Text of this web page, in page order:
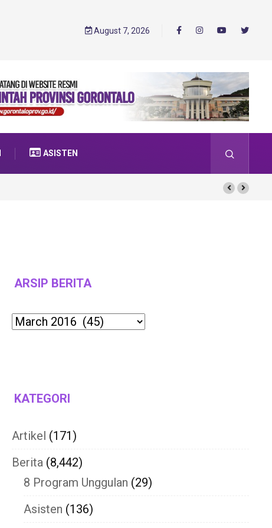
August 7, 2026
ASISTEN
ARSIP BERITA
Archives
KATEGORI
Artikel (171)
Berita (8,442)
8 Program Unggulan (29)
Asisten (136)